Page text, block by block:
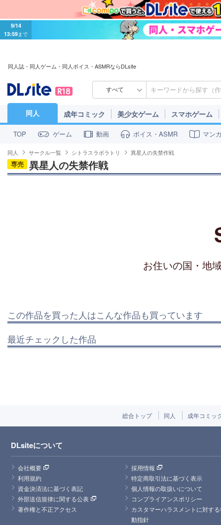
9/14
13:59まで
同人誌・同人ゲーム・同人ボイス・ASMRならDLsite
すべて
同人 成年コミック 美少女ゲーム スマホゲーム
TOP ゲーム 動画 ボイス・ASMR マン
同人 サークル一覧 シトラスラボラトリ 異星人の失禁作戦
専売 異星人の失禁作戦
お住いの国・地
この作品を買った人はこんな作品も買っています
最近チェックした作品
総合トップ 同人 成年コミッ
DLsiteについて
会社概要
採用情報
利用規約
特定商取引法に基づく表示
資金決済法に基づく表記
個人情報の取扱いについて
外部送信規律に関する公表
コンプライアンスポリシー
著作権と不正アクセス
カスタマーハラスメントに対す
動指針